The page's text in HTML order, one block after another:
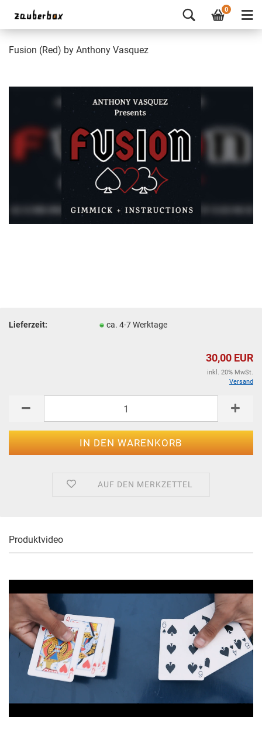
0
Fusion (Red) by Anthony Vasquez
Lieferzeit: ca. 4-7 Werktage
30,00 EUR
inkl. 20% MwSt.
Versand
AUF DEN MERKZETTEL
Produktvideo